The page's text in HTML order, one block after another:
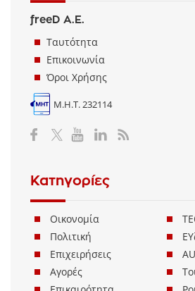
freeD Α.Ε.
Ταυτότητα
Επικοινωνία
Όροι Χρήσης
Μ.Η.Τ. 232114
Κατηγορίες
Οικονομία
Πολιτική
Επιχειρήσεις
Αγορές